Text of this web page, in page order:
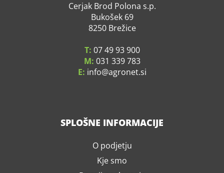
Cerjak Brod Polona s.p.
Bukošek 69
8250 Brežice
T: 07 49 93 900
M: 031 339 783
E: info agronet.si
SPLOŠNE INFORMACIJE
O podjetju
Kje smo